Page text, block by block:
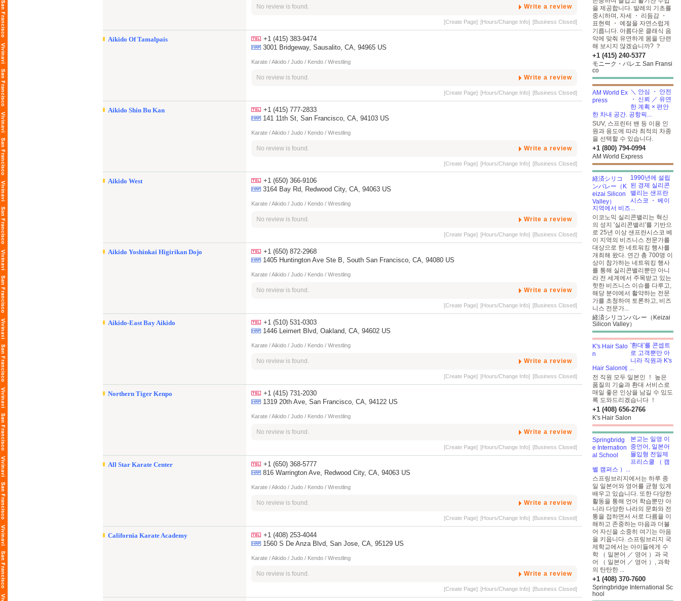
No review is found. Write a review
[Create Page] [Hours/Change Info] [Business Closed]
Aikido Of Tamalpais
+1 (415) 383-9474
3001 Bridgeway, Sausalito, CA, 94965 US
Karate / Aikido / Judo / Kendo / Wrestling
No review is found. Write a review
[Create Page] [Hours/Change Info] [Business Closed]
Aikido Shin Bu Kan
+1 (415) 777-2833
141 11th St, San Francisco, CA, 94103 US
Karate / Aikido / Judo / Kendo / Wrestling
No review is found. Write a review
[Create Page] [Hours/Change Info] [Business Closed]
Aikido West
+1 (650) 366-9106
3164 Bay Rd, Redwood City, CA, 94063 US
Karate / Aikido / Judo / Kendo / Wrestling
No review is found. Write a review
[Create Page] [Hours/Change Info] [Business Closed]
Aikido Yoshinkai Higirikan Dojo
+1 (650) 872-2968
1405 Huntington Ave Ste B, South San Francisco, CA, 94080 US
Karate / Aikido / Judo / Kendo / Wrestling
No review is found. Write a review
[Create Page] [Hours/Change Info] [Business Closed]
Aikido-East Bay Aikido
+1 (510) 531-0303
1446 Leimert Blvd, Oakland, CA, 94602 US
Karate / Aikido / Judo / Kendo / Wrestling
No review is found. Write a review
[Create Page] [Hours/Change Info] [Business Closed]
Northern Tiger Kenpo
+1 (415) 731-2030
1319 20th Ave, San Francisco, CA, 94122 US
Karate / Aikido / Judo / Kendo / Wrestling
No review is found. Write a review
[Create Page] [Hours/Change Info] [Business Closed]
All Star Karate Center
+1 (650) 368-5777
816 Warrington Ave, Redwood City, CA, 94063 US
Karate / Aikido / Judo / Kendo / Wrestling
No review is found. Write a review
[Create Page] [Hours/Change Info] [Business Closed]
California Karate Academy
+1 (408) 253-4044
1560 S De Anza Blvd, San Jose, CA, 95129 US
Karate / Aikido / Judo / Kendo / Wrestling
No review is found. Write a review
[Create Page] [Hours/Change Info] [Business Closed]
을 제공합니다. 발레의 기초를
중시하며, 자세 ・ 리듬감 ・
표현력 ・ 예절을 자연스럽게
기릅니다. 아름다운 클래식 음
악에 맞춰 유연하게 몸을 단련
해 보시지 않겠습니까? ？
+1 (415) 240-5377
モニーク・バレエ San Fransi
co
＼ 안심 ・ 안전
・ 신뢰 ／ 유연
한 계획 × 편안
한 차내 공간. 공항픽...
SUV, 스프린터 밴 등 이용 인
원과 용도에 따라 최적의 차종
을 선택할 수 있습니다.
+1 (800) 794-0994
AM World Express
1990년에 설립
된 경제 실리콘
밸리는 샌프란
시스코 ・ 베이
지역에서 비즈...
이코노믹 실리콘밸리는 혁신
의 성지 '실리콘밸리'를 기반으
로 25년 이상 샌프란시스코 베
이 지역의 비즈니스 전문가를
대상으로 한 네트워킹 행사를
개최해 왔다. 연간 총 700명 이
상이 참가하는 네트워킹 행사
를 통해 실리콘밸리뿐만 아니
라 전 세계에서 주목받고 있는
핫한 비즈니스 이슈를 다루고,
해당 분야에서 활약하는 전문
가를 초청하여 토론하고, 비즈
니스 전문가...
経済シリコンバレー（Keizai
Silicon Valley）
'환대'를 콘셉트
로 고객뿐만 아
니라 직원과 K's
Hair Salon에 ...
전 직원 모두 일본인 ！ 높은
품질의 기술과 환대 서비스로
매일 좋은 인상을 남길 수 있도
록 도와드리겠습니다 ！
+1 (408) 656-2766
K's Hair Salon
본교는 일영 이
중언어, 일본어
몰입형 전일제
프리스쿨 （ 캠
벨 캠퍼스 ）...
스프링브리지에서는 하루 종
일 일본어와 영어를 균형 있게
배우고 있습니다. 또한 다양한
활동을 통해 언어 학습뿐만 아
니라 다양한 나라의 문화와 전
통을 접하면서 서로 다름을 이
해하고 존중하는 마음과 더불
어 자신을 소중히 여기는 마음
을 키웁니다. 스프링브리지 국
제학교에서는 아이들에게 수
학 （ 일본어 ／ 영어 ）과 국
어 （ 일본어 ／ 영어 ）, 과학
의 탄탄한 ...
+1 (408) 370-7600
Springbridge International Sc
hool